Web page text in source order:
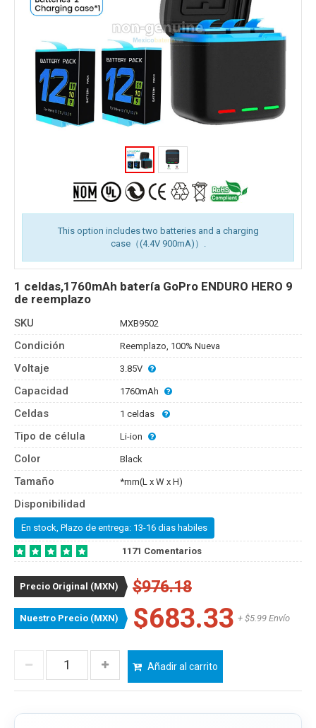
This option includes two batteries and a charging
case（(4.4V 900mA)）.
1 celdas,1760mAh batería GoPro ENDURO HERO 9
de reemplazo
SKU MXB9502
Condición Reemplazo, 100% Nueva
Voltaje 3.85V
Capacidad 1760mAh
Celdas 1 celdas
Tipo de célula Li-ion
Color Black
Tamaño *mm(L x W x H)
Disponibilidad
En stock, Plazo de entrega: 13-16 dias habiles
1171 Comentarios
Precio Original (MXN) $976.18
Nuestro Precio (MXN) $683.33 + $5.99 Envío
Añadir al carrito